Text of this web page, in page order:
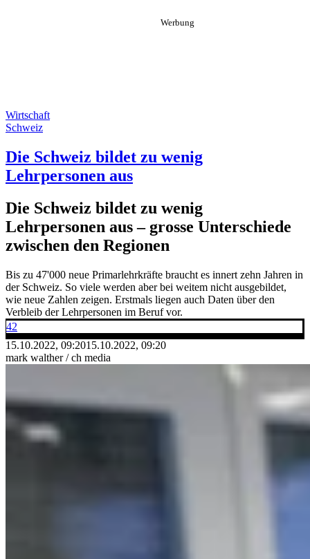
Wirtschaft
Schweiz
Die Schweiz bildet zu wenig
Lehrpersonen aus
Die Schweiz bildet zu wenig
Lehrpersonen aus – grosse Unterschiede
zwischen den Regionen
Bis zu 47'000 neue Primarlehrkräfte braucht es innert zehn Jahren in
der Schweiz. So viele werden aber bei weitem nicht ausgebildet,
wie neue Zahlen zeigen. Erstmals liegen auch Daten über den
Verbleib der Lehrpersonen im Beruf vor.
42
15.10.2022, 09:2015.10.2022, 09:20
mark walther / ch media